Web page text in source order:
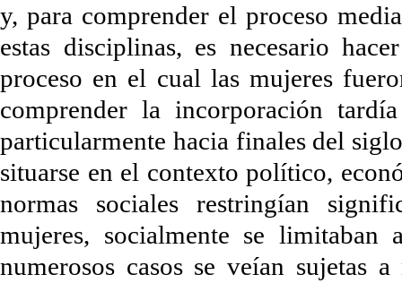
y, para comprender el proceso
estas disciplinas, es necesario
proceso en el cual las mujeres
comprender la incorporación
particularmente hacia finales del
situarse en el contexto político,
normas sociales restringían
mujeres, socialmente se
numerosos casos se veían sujetas